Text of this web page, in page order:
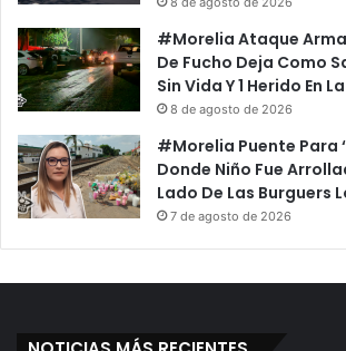
#Morelia Ataque
De Fucho Deja Como
Sin Vida Y 1 Herido En
8 de agosto de 2026
#Morelia Puente Para
Donde Niño Fue
Lado De Las Burguers
7 de agosto de 2026